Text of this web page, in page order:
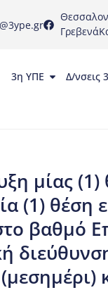
Γρεβενά
3η ΥΠΕ Δ/νσεις
μίας
(1) θέση
βαθμό